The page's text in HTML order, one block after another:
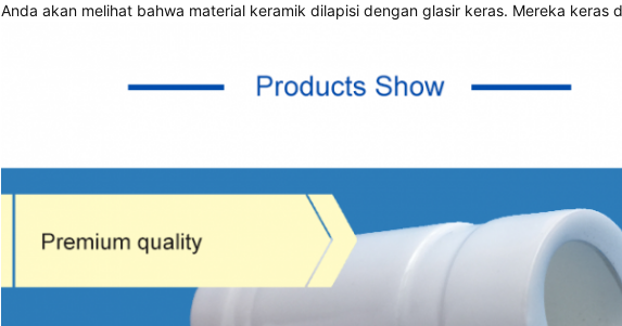
Anda akan melihat bahwa material keramik dilapisi dengan glasir keras. Mereka keras